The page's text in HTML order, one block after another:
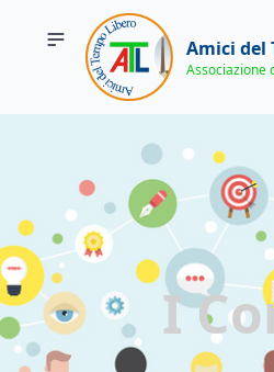
Amici del
Associazione
I